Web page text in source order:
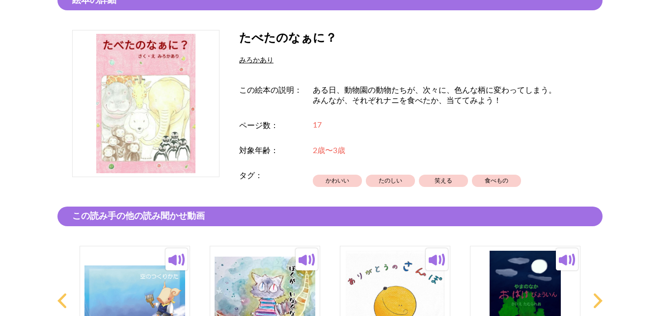
たべたのなぁに？
みろかあり
この絵本の説明：
ある日、動物園の動物たちが、次々に、色んな柄に変わってしまう。
みんなが、それぞれナニを食べたか、当ててみよう！
ページ数： 17
対象年齢： 2歳〜3歳
タグ：
かわいい たのしい 笑える 食べもの
この読み手の他の読み聞かせ動画